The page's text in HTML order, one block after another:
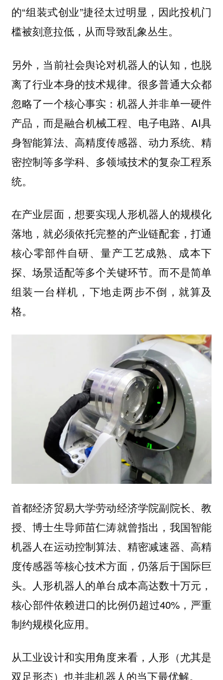
的“组装式创业”捷径太过明显，因此投机门
槛被刻意拉低，从而导致乱象丛生。
另外，当前社会舆论对机器人的认知，也脱
离了行业本身的技术规律。很多普通大众都
忽略了一个核心事实：机器人并非单一硬件
产品，而是融合机械工程、电子电路、AI具
身智能算法、高精度传感器、动力系统、精
密控制等多学科、多领域技术的复杂工程系
统。
在产业层面，想要实现人形机器人的规模化
落地，就必须依托完整的产业链配套，打通
核心零部件自研、量产工艺成熟、成本下
探、场景适配等多个关键环节。而不是简单
组装一台样机，下地走两步不倒，就算及
格。
首都经济贸易大学劳动经济学院副院长、教
授、博士生导师苗仁涛就曾指出，我国智能
机器人在运动控制算法、精密减速器、高精
度传感器等核心技术方面，仍落后于国际巨
头。人形机器人的单台成本高达数十万元，
核心部件依赖进口的比例仍超过40%，严重
制约规模化应用。
从工业设计和实用角度来看，人形（尤其是
双足形态）也并非机器人的当下最优解。